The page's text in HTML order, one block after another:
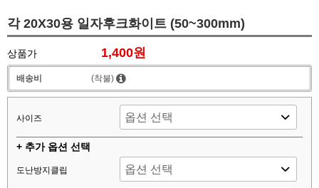
각 20X30용 일자후크화이트 (50~300mm)
상품가 1,400원
배송비 (착불)
사이즈
+ 추가 옵션 선택
도난방지클립